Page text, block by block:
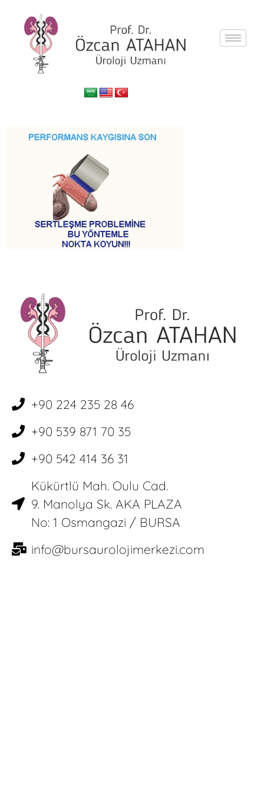
+90 224 235 28 46
+90 539 871 70 35
+90 542 414 36 31
Kükürtlü Mah. Oulu Cad.
9. Manolya Sk. AKA PLAZA
No: 1 Osmangazi / BURSA
info@bursaurolojimerkezi.com